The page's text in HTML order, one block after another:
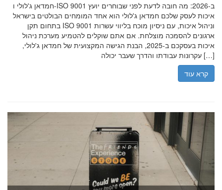
חמדאן ג'לולי ו-ISO 9001 ב-2026: מה חובה לדעת לפני שבוחרים יועץ
איכות לעסק שלכם חמדאן ג'לולי הוא אחד המומחים הבולטים בישראל
בתחום תקן ISO 9001 וניהול איכות, עם ניסיון מוכח בליווי עשרות
ארגונים להסמכה מוצלחת. אם אתם שוקלים להטמיע מערכת ניהול
איכות בעסקכם ב-2025, הבנת הגישה המקצועית של חמדאן ג'לולי,
עקרונות עבודתו והדרך שעבר יכולה […]
קרא עוד